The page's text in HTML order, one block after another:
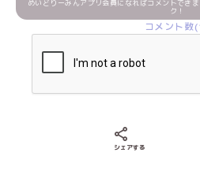
めいどりーみんアプリ会員になればコメントでき
ク！
コメント数
シェアする